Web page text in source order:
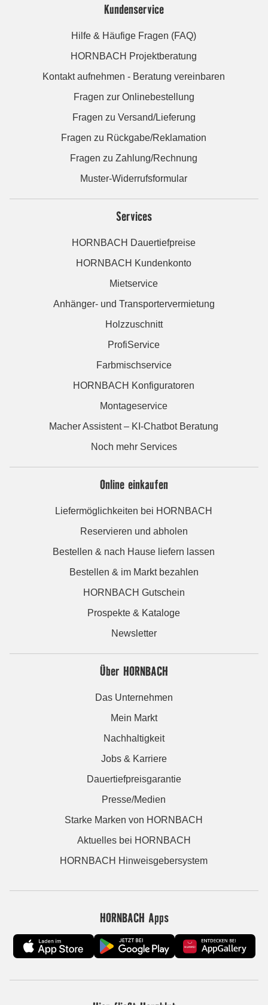
Kundenservice
Hilfe & Häufige Fragen (FAQ)
HORNBACH Projektberatung
Kontakt aufnehmen - Beratung vereinbaren
Fragen zur Onlinebestellung
Fragen zu Versand/Lieferung
Fragen zu Rückgabe/Reklamation
Fragen zu Zahlung/Rechnung
Muster-Widerrufsformular
Services
HORNBACH Dauertiefpreise
HORNBACH Kundenkonto
Mietservice
Anhänger- und Transportervermietung
Holzzuschnitt
ProfiService
Farbmischservice
HORNBACH Konfiguratoren
Montageservice
Macher Assistent – KI-Chatbot Beratung
Noch mehr Services
Online einkaufen
Liefermöglichkeiten bei HORNBACH
Reservieren und abholen
Bestellen & nach Hause liefern lassen
Bestellen & im Markt bezahlen
HORNBACH Gutschein
Prospekte & Kataloge
Newsletter
Über HORNBACH
Das Unternehmen
Mein Markt
Nachhaltigkeit
Jobs & Karriere
Dauertiefpreisgarantie
Presse/Medien
Starke Marken von HORNBACH
Aktuelles bei HORNBACH
HORNBACH Hinweisgebersystem
HORNBACH Apps